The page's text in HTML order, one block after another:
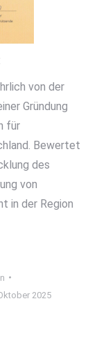
von der
Gründung
für
Bewertet
des
von
in der Region
2025